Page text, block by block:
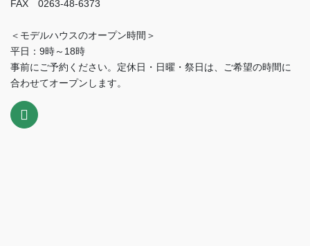
FAX 0263-48-6373
＜モデルハウスのオープン時間＞
平日：9時～18時
事前にご予約ください。定休日・日曜・祭日は、ご希望の時間に
合わせてオープンします。